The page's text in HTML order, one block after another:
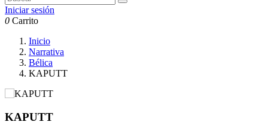
Iniciar sesión
0 Carrito
Inicio
Narrativa
Bélica
KAPUTT
KAPUTT